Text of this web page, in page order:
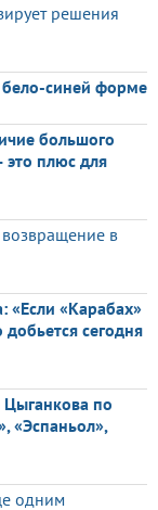
решения
синей форме
большого
это плюс для
в
«Если «Карабах»
сегодня
Цыганкова по
«Эспаньол»,
одним